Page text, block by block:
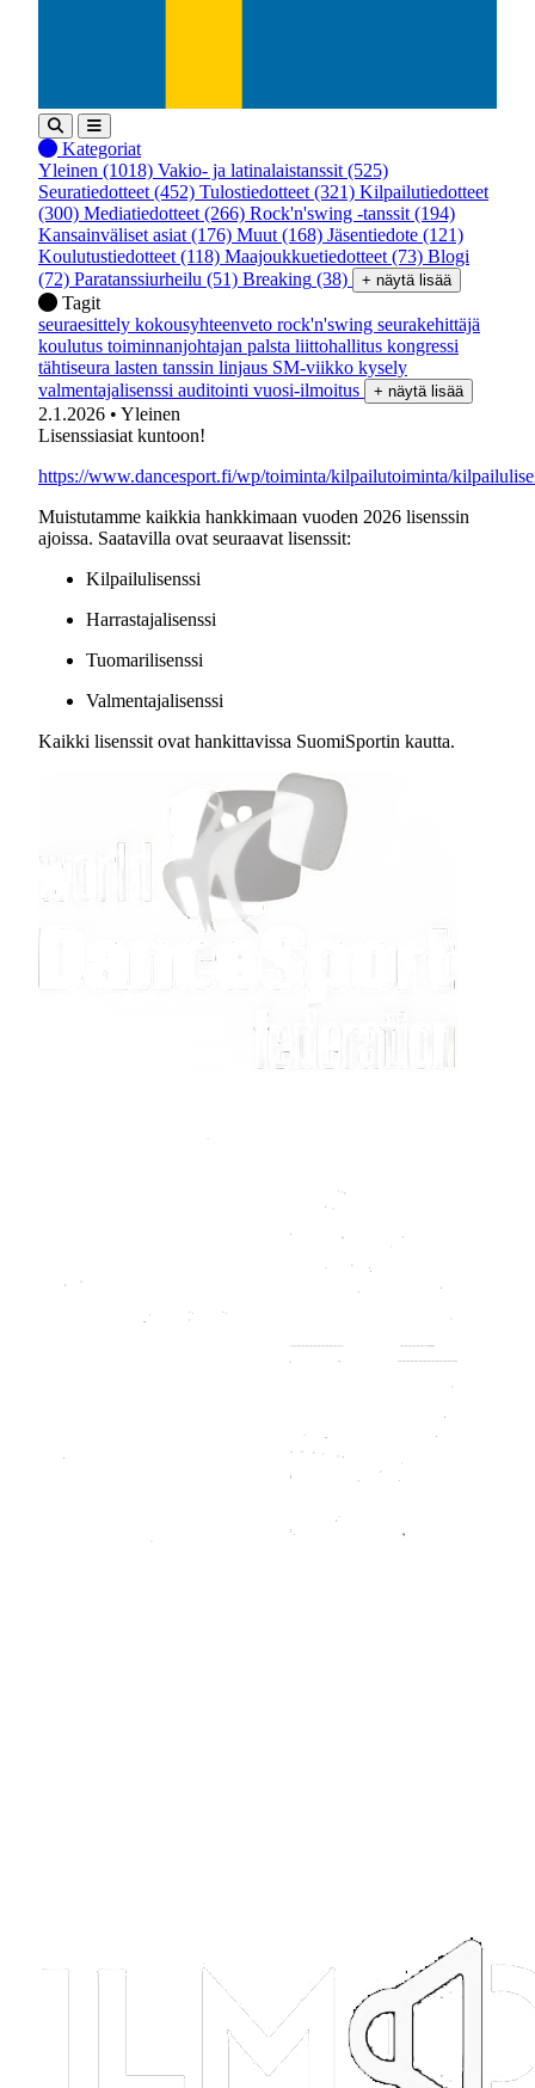
Kategoriat
Yleinen (1018) Vakio- ja latinalaistanssit (525)
Seuratiedotteet (452) Tulostiedotteet (321) Kilpailutiedotteet
(300) Mediatiedotteet (266) Rock'n'swing -tanssit (194)
Kansainväliset asiat (176) Muut (168) Jäsentiedote (121)
Koulutustiedotteet (118) Maajoukkuetiedotteet (73) Blogi
(72) Paratanssiurheilu (51) Breaking (38) + näytä lisää
Tagit
seuraesittely kokousyhteenveto rock'n'swing seurakehittäjä
koulutus toiminnanjohtajan palsta liittohallitus kongressi
tähtiseura lasten tanssin linjaus SM-viikko kysely
valmentajalisenssi auditointi vuosi-ilmoitus + näytä lisää
2.1.2026 • Yleinen
Lisenssiasiat kuntoon!
https://www.dancesport.fi/wp/toiminta/kilpailutoiminta/
Muistutamme kaikkia hankkimaan vuoden 2026 lisenssin
ajoissa. Saatavilla ovat seuraavat lisenssit:
Kilpailulisenssi
Harrastajalisenssi
Tuomarilisenssi
Valmentajalisenssi
Kaikki lisenssit ovat hankittavissa SuomiSportin kautta.